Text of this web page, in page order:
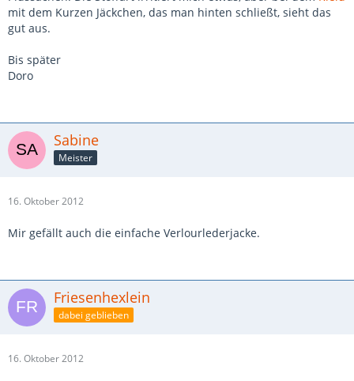
mit dem Kurzen Jäckchen, das man hinten schließt, sieht das
gut aus.
Bis später
Doro
Sabine
Meister
16. Oktober 2012
Mir gefällt auch die einfache Verlourlederjacke.
Friesenhexlein
dabei geblieben
16. Oktober 2012